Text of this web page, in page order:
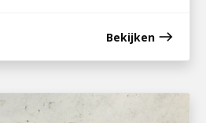
Bekijken east